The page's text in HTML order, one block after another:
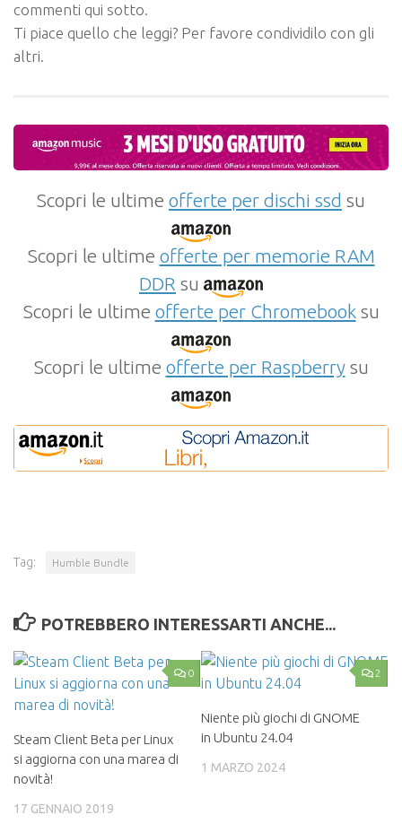
commenti qui sotto.
Ti piace quello che leggi? Per favore condividilo con gli
altri.
Scopri le ultime offerte per dischi ssd su
Scopri le ultime offerte per memorie RAM
DDR su
Scopri le ultime offerte per Chromebooksu
Scopri le ultime offerte per Raspberrysu
Tag: Humble Bundle
POTREBBERO INTERESSARTI ANCHE...
0
Steam Client Beta per Linux
si aggiorna con una marea di
novità!
17 GENNAIO 2019
2
Niente più giochi di GNOME
in Ubuntu 24.04
1 MARZO 2024